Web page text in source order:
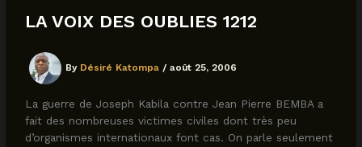
LA VOIX DES OUBLIES 1212
By Désiré Katompa /août 25, 2006
La guerre de Joseph Kabila contre Jean Pierre BEMBA a
fait des nombreuses victimes civiles dont très peu
d’organismes internationaux font cas. On parle seulement